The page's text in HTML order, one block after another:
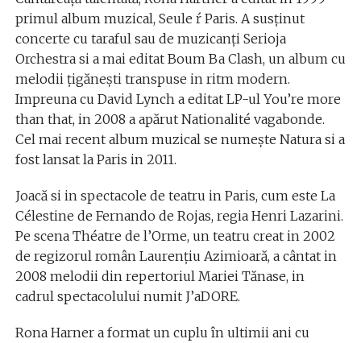
primul album muzical, Seule ŕ Paris. A susținut
concerte cu taraful sau de muzicanți Serioja
Orchestra si a mai editat Boum Ba Clash, un album cu
melodii țigănești transpuse in ritm modern.
Impreuna cu David Lynch a editat LP-ul You’re more
than that, in 2008 a apărut Nationalité vagabonde.
Cel mai recent album muzical se numește Natura si a
fost lansat la Paris in 2011.
Joacă si in spectacole de teatru in Paris, cum este La
Célestine de Fernando de Rojas, regia Henri Lazarini.
Pe scena Théatre de l’Orme, un teatru creat in 2002
de regizorul român Laurențiu Azimioară, a cântat in
2008 melodii din repertoriul Mariei Tănase, in
cadrul spectacolului numit J’aDORE.
Rona Harner a format un cuplu în ultimii ani cu